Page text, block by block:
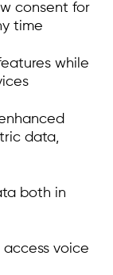
consent for
time
while
data,
both in
voice